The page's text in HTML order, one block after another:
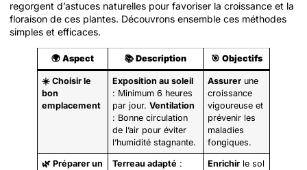
regorgent d’astuces naturelles pour favoriser la croissance et la
floraison de ces plantes. Découvrons ensemble ces méthodes
simples et efficaces.
🌍 Aspect 📚Description 🎯 Objectifs
☀️ Choisir le
bon
emplacement
Exposition au soleil
: Minimum 6 heures
par jour.Ventilation
: Bonne circulation
de l’air pour éviter
l’humidité stagnante.
Assurer une
croissance
vigoureuse et
prévenir les
maladies
fongiques.
🌿 Préparer un
Terreau adapté :
Enrichir le sol